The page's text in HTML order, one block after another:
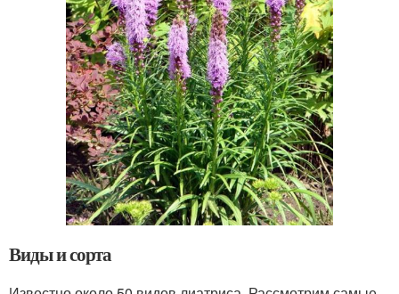
Виды и сорта